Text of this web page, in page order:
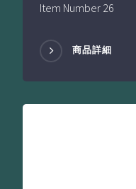
Item Number 26
商品詳細